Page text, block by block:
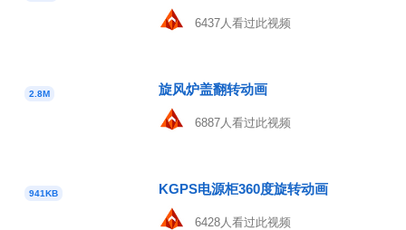
6437人看过此视频
2.8M 旋风炉盖翻转动画
6887人看过此视频
941KB KGPS电源柜360度旋转动画
6428人看过此视频